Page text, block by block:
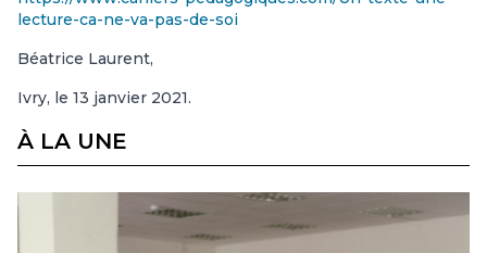
lecture-ca-ne-va-pas-de-soi
Béatrice Laurent,
Ivry, le 13 janvier 2021.
À LA UNE